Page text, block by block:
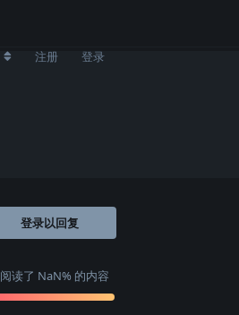
注册 登录
登录以回复
阅读了 NaN% 的内容